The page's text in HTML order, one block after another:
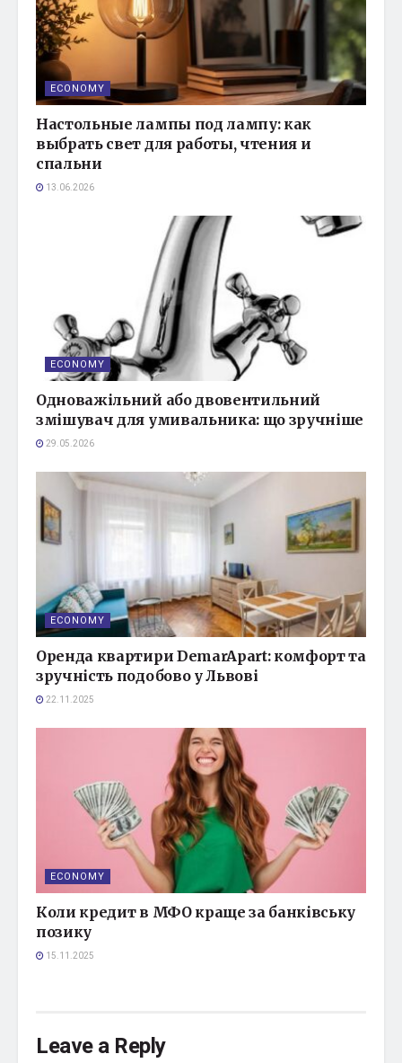
ECONOMY
Настольные лампы под лампу: как
выбрать свет для работы, чтения и
спальни
13.06.2026
ECONOMY
Одноважільний або двовентильний
змішувач для умивальника: що зручніше
29.05.2026
ECONOMY
Оренда квартири DemarApart: комфорт та
зручність подобово у Львові
22.11.2025
ECONOMY
Коли кредит в МФО краще за банківську
позику
15.11.2025
Leave a Reply